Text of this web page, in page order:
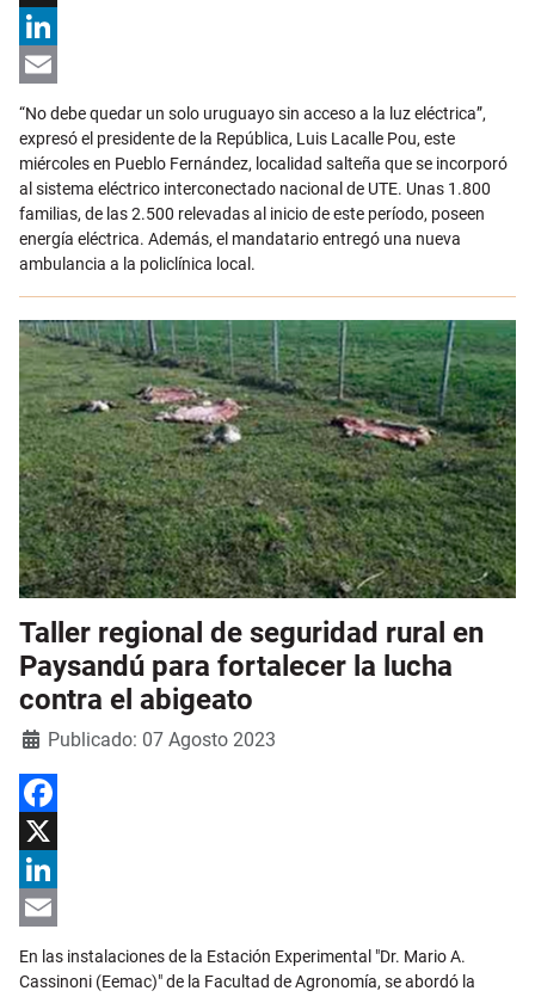
X
LinkedIn
Email
“No debe quedar un solo uruguayo sin acceso a la luz eléctrica”,
expresó el presidente de la República, Luis Lacalle Pou, este
miércoles en Pueblo Fernández, localidad salteña que se incorporó
al sistema eléctrico interconectado nacional de UTE. Unas 1.800
familias, de las 2.500 relevadas al inicio de este período, poseen
energía eléctrica. Además, el mandatario entregó una nueva
ambulancia a la policlínica local.
Taller regional de seguridad rural en
Paysandú para fortalecer la lucha
contra el abigeato
Detalles
Publicado: 07 Agosto 2023
Facebook
X
LinkedIn
Email
En las instalaciones de la Estación Experimental "Dr. Mario A.
Cassinoni (Eemac)" de la Facultad de Agronomía, se abordó la